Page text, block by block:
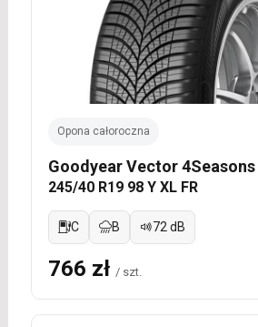
Opona całoroczna
Goodyear Vector 4Seasons
245/40 R19 98 Y XL FR
C B 72 dB
766 zł / szt.